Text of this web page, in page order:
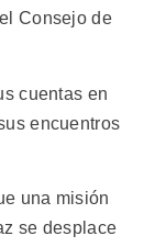
Consejo de
cuentas en
encuentros
una misión
se desplace